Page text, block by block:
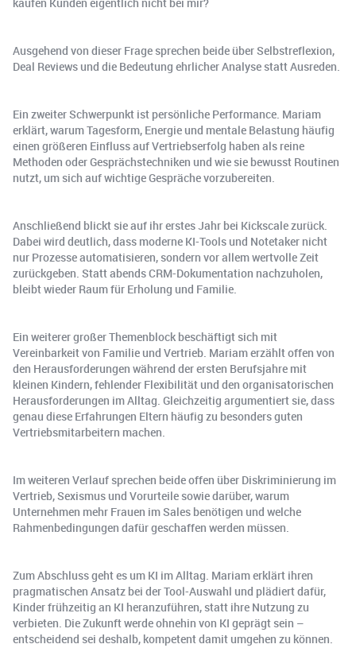
Ausgehend von dieser Frage sprechen beide über Selbstreflexion,
Deal Reviews und die Bedeutung ehrlicher Analyse statt Ausreden.
Ein zweiter Schwerpunkt ist persönliche Performance. Mariam
erklärt, warum Tagesform, Energie und mentale Belastung häufig
einen größeren Einfluss auf Vertriebserfolg haben als reine
Methoden oder Gesprächstechniken und wie sie bewusst Routinen
nutzt, um sich auf wichtige Gespräche vorzubereiten.
Anschließend blickt sie auf ihr erstes Jahr bei Kickscale zurück.
Dabei wird deutlich, dass moderne KI-Tools und Notetaker nicht
nur Prozesse automatisieren, sondern vor allem wertvolle Zeit
zurückgeben. Statt abends CRM-Dokumentation nachzuholen,
bleibt wieder Raum für Erholung und Familie.
Ein weiterer großer Themenblock beschäftigt sich mit
Vereinbarkeit von Familie und Vertrieb. Mariam erzählt offen von
den Herausforderungen während der ersten Berufsjahre mit
kleinen Kindern, fehlender Flexibilität und den organisatorischen
Herausforderungen im Alltag. Gleichzeitig argumentiert sie, dass
genau diese Erfahrungen Eltern häufig zu besonders guten
Vertriebsmitarbeitern machen.
Im weiteren Verlauf sprechen beide offen über Diskriminierung im
Vertrieb, Sexismus und Vorurteile sowie darüber, warum
Unternehmen mehr Frauen im Sales benötigen und welche
Rahmenbedingungen dafür geschaffen werden müssen.
Zum Abschluss geht es um KI im Alltag. Mariam erklärt ihren
pragmatischen Ansatz bei der Tool-Auswahl und plädiert dafür,
Kinder frühzeitig an KI heranzuführen, statt ihre Nutzung zu
verbieten. Die Zukunft werde ohnehin von KI geprägt sein –
entscheidend sei deshalb, kompetent damit umgehen zu können.